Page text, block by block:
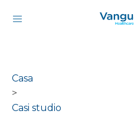
Casa
>
Casi studio